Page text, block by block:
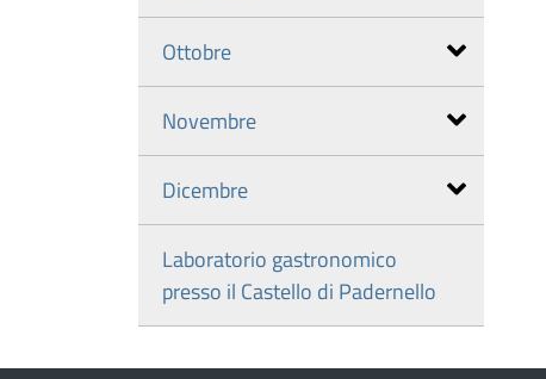
Ottobre
Novembre
Dicembre
Laboratorio gastronomico
presso il Castello di Padernello